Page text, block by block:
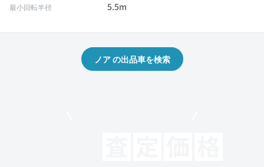
最小回転半径 5.5m
ノア の出品車を検索